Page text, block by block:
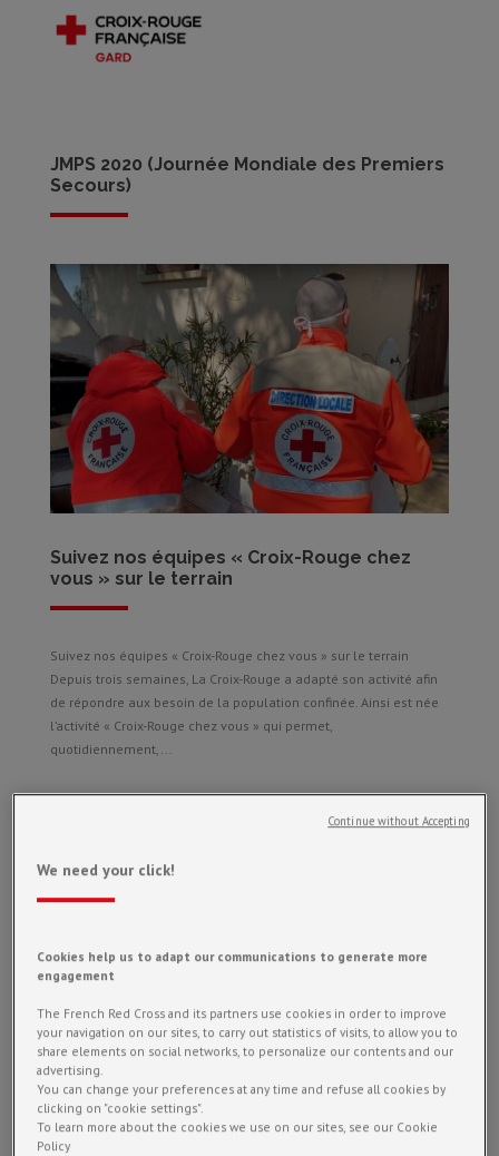
JMPS 2020 (Journée Mondiale des Premiers
Secours)
Suivez nos équipes « Croix-Rouge chez
vous » sur le terrain
Suivez nos équipes « Croix-Rouge chez vous » sur le terrain
Depuis trois semaines, La Croix-Rouge a adapté son activité afin
de répondre aux besoin de la population confinée. Ainsi est née
l’activité « Croix-Rouge chez vous » qui permet,
quotidiennement,...
Fête alésienne qui se veut traditionnelle et typique, qui a pour
peuvent participer a des défilés costumés, se promener dans un
campement...
We need your click!
Cookies help us to adapt our communications to generate more
engagement
The French Red Cross and its partners use cookies in order to improve
your navigation on our sites, to carry out statistics of visits, to allow you to
share elements on social networks, to personalize our contents and our
advertising.
You can change your preferences at any time and refuse all cookies by
clicking on "cookie settings".
To learn more about the cookies we use on our sites, see our Cookie
Policy
Continue without Accepting